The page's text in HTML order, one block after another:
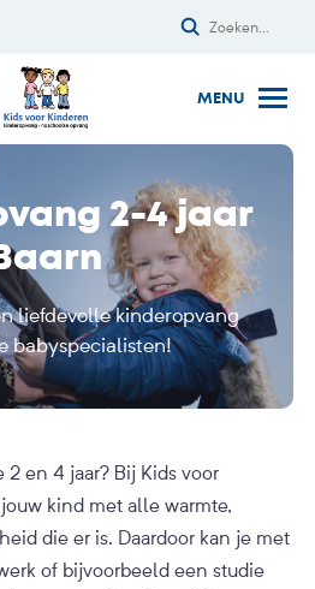
2-4 jaar
liefdevolle kinderopvang
babyspecialisten!
2 en 4 jaar? Bij Kids voor
kind met alle warmte,
die er is. Daardoor kan je met
of bijvoorbeeld een studie